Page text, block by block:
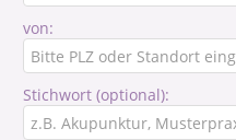
von:
Stichwort (optional):